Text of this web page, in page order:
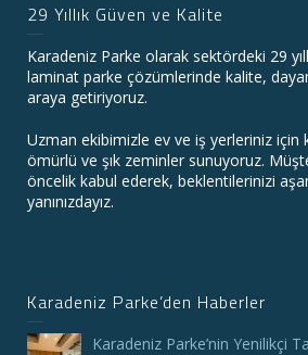
29 Yıllık Güven ve Kalite
Karadeniz Parke olarak sektördeki 29
laminat parke çözümlerinde kalite,
araya getiriyoruz.
Uzman ekibimizle ev ve iş yerleriniz için
ömürlü ve şık zeminler sunuyoruz.
öncelik kabul ederek, beklentilerinizi
yanınızdayız.
Karadeniz Parke’den Haberler
Karadeniz Parke’nin Yenilikçi